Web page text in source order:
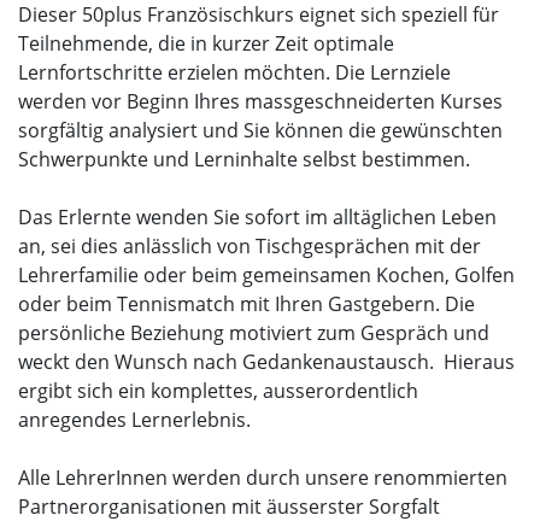
Dieser 50plus Französischkurs eignet sich speziell für
Teilnehmende, die in kurzer Zeit optimale
Lernfortschritte erzielen möchten. Die Lernziele
werden vor Beginn Ihres massgeschneiderten Kurses
sorgfältig analysiert und Sie können die gewünschten
Schwerpunkte und Lerninhalte selbst bestimmen.
Das Erlernte wenden Sie sofort im alltäglichen Leben
an, sei dies anlässlich von Tischgesprächen mit der
Lehrerfamilie oder beim gemeinsamen Kochen, Golfen
oder beim Tennismatch mit Ihren Gastgebern. Die
persönliche Beziehung motiviert zum Gespräch und
weckt den Wunsch nach Gedankenaustausch. Hieraus
ergibt sich ein komplettes, ausserordentlich
anregendes Lernerlebnis.
Alle LehrerInnen werden durch unsere renommierten
Partnerorganisationen mit äusserster Sorgfalt